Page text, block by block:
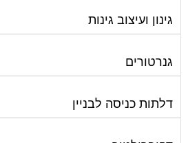
גינון ועיצוב גינות
גנרטורים
דלתות כניסה לבניין